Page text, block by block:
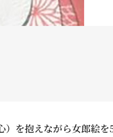
を抱えながら女郎絵を